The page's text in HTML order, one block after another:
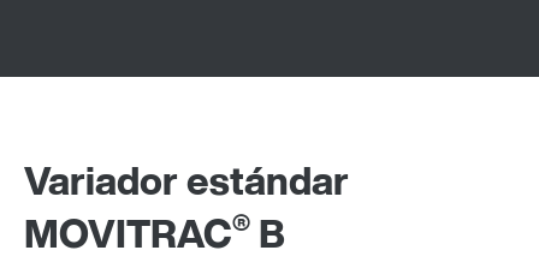
Variador estándar
MOVITRAC® B